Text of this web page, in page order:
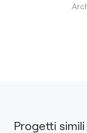
Progetti simili